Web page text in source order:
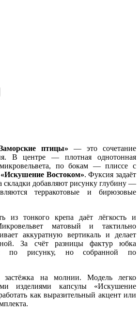
птицы» — это сочетание
В центре — плотная однотонная
по бокам — плиссе с
Востоком». Фуксия задаёт
складки добавляют рисунку глубину —
терракотовые и бирюзовые
из тонкого крепа даёт лёгкость и
матовый и тактильно
аккуратную вертикаль и делает
За счёт разницы фактур юбка
по рисунку, но собранной по
застёжка на молнии. Модель легко
изделиями капсулы «Искушение
как выразительный акцент или